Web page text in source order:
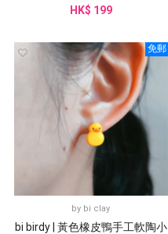
HK$ 199
免郵
by bi clay
bi birdy | 黃色橡皮鴨手工軟陶小